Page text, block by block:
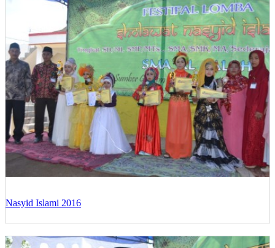
Nasyid Islami 2016